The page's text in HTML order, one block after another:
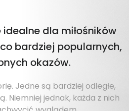
dla miłośników
bardziej popularnych,
okazów.
Jedne są bardziej odległe,
Niemniej jednak, każda z nich